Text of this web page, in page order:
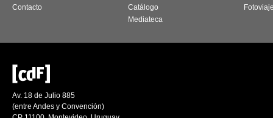
Contacto
Catálogo
Mediateca
Av. 18 de Julio 885
(entre Andes y Convención)